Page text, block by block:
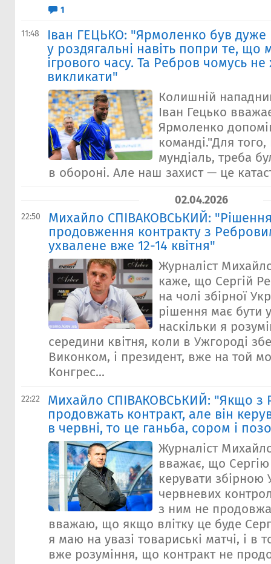
1
11:48
Іван ГЕЦЬКО: "Ярмоленко був дуже
у роздягальні навіть попри те, що
ігрового часу. Та Ребров чомусь не
викликати"
Колишній
Іван Гецько
Ярмоленко
команді."Для
мундіаль, треба
в обороні. Але наш захист — це
02.04.2026
22:50
Михайло СПІВАКОВСЬКИЙ:
продовження контракту з
ухвалене вже 12-14 квітня"
Журналіст
каже, що Сергій
на чолі збірної
рішення має бути
наскільки я
середини квітня, коли в Ужгороді
Виконком, і президент, вже на той
Конгрес...
22:22
Михайло СПІВАКОВСЬКИЙ: "Якщо з
продовжать контракт, але він
в червні, то це ганьба, сором і
Журналіст
вважає, що
керувати збірною
червневих
з ним не
вважаю, що якщо влітку це буде
я маю на увазі товариські матчі, і в
вже розуміння, що контракт не